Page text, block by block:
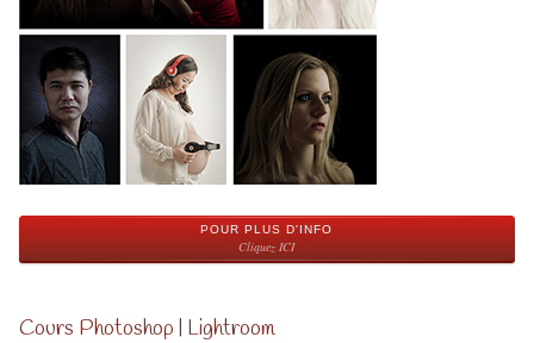
POUR PLUS D'INFO
Cliquez ICI
Cours Photoshop | Lightroom